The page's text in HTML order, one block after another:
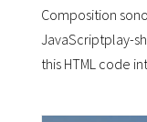
Composition
JavaScriptplay-
this HTML code